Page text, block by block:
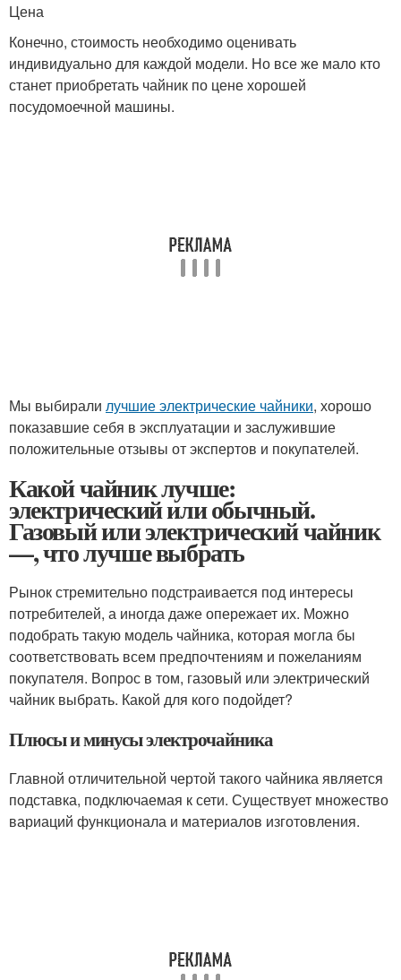
Цена
Конечно, стоимость необходимо оценивать
индивидуально для каждой модели. Но все же мало кто
станет приобретать чайник по цене хорошей
посудомоечной машины.
Мы выбирали лучшие электрические чайники, хорошо
показавшие себя в эксплуатации и заслужившие
положительные отзывы от экспертов и покупателей.
Какой чайник лучше:
электрический или обычный.
Газовый или электрический чайник
—, что лучше выбрать
Рынок стремительно подстраивается под интересы
потребителей, а иногда даже опережает их. Можно
подобрать такую модель чайника, которая могла бы
соответствовать всем предпочтениям и пожеланиям
покупателя. Вопрос в том, газовый или электрический
чайник выбрать. Какой для кого подойдет?
Плюсы и минусы электрочайника
Главной отличительной чертой такого чайника является
подставка, подключаемая к сети. Существует множество
вариаций функционала и материалов изготовления.